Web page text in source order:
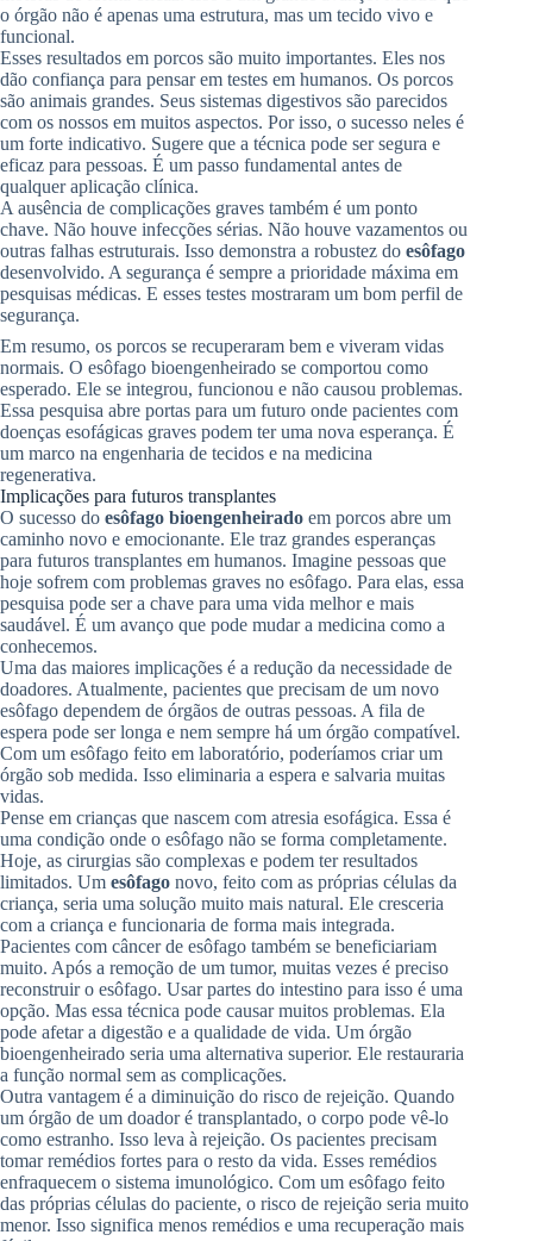
o órgão não é apenas uma estrutura, mas um tecido vivo e
funcional.
Esses resultados em porcos são muito importantes. Eles nos
dão confiança para pensar em testes em humanos. Os porcos
são animais grandes. Seus sistemas digestivos são parecidos
com os nossos em muitos aspectos. Por isso, o sucesso neles é
um forte indicativo. Sugere que a técnica pode ser segura e
eficaz para pessoas. É um passo fundamental antes de
qualquer aplicação clínica.
A ausência de complicações graves também é um ponto
chave. Não houve infecções sérias. Não houve vazamentos ou
outras falhas estruturais. Isso demonstra a robustez do esôfago
desenvolvido. A segurança é sempre a prioridade máxima em
pesquisas médicas. E esses testes mostraram um bom perfil de
segurança.
Em resumo, os porcos se recuperaram bem e viveram vidas
normais. O esôfago bioengenheirado se comportou como
esperado. Ele se integrou, funcionou e não causou problemas.
Essa pesquisa abre portas para um futuro onde pacientes com
doenças esofágicas graves podem ter uma nova esperança. É
um marco na engenharia de tecidos e na medicina
regenerativa.
Implicações para futuros transplantes
O sucesso do esôfago bioengenheirado em porcos abre um
caminho novo e emocionante. Ele traz grandes esperanças
para futuros transplantes em humanos. Imagine pessoas que
hoje sofrem com problemas graves no esôfago. Para elas, essa
pesquisa pode ser a chave para uma vida melhor e mais
saudável. É um avanço que pode mudar a medicina como a
conhecemos.
Uma das maiores implicações é a redução da necessidade de
doadores. Atualmente, pacientes que precisam de um novo
esôfago dependem de órgãos de outras pessoas. A fila de
espera pode ser longa e nem sempre há um órgão compatível.
Com um esôfago feito em laboratório, poderíamos criar um
órgão sob medida. Isso eliminaria a espera e salvaria muitas
vidas.
Pense em crianças que nascem com atresia esofágica. Essa é
uma condição onde o esôfago não se forma completamente.
Hoje, as cirurgias são complexas e podem ter resultados
limitados. Um esôfago novo, feito com as próprias células da
criança, seria uma solução muito mais natural. Ele cresceria
com a criança e funcionaria de forma mais integrada.
Pacientes com câncer de esôfago também se beneficiariam
muito. Após a remoção de um tumor, muitas vezes é preciso
reconstruir o esôfago. Usar partes do intestino para isso é uma
opção. Mas essa técnica pode causar muitos problemas. Ela
pode afetar a digestão e a qualidade de vida. Um órgão
bioengenheirado seria uma alternativa superior. Ele restauraria
a função normal sem as complicações.
Outra vantagem é a diminuição do risco de rejeição. Quando
um órgão de um doador é transplantado, o corpo pode vê-lo
como estranho. Isso leva à rejeição. Os pacientes precisam
tomar remédios fortes para o resto da vida. Esses remédios
enfraquecem o sistema imunológico. Com um esôfago feito
das próprias células do paciente, o risco de rejeição seria muito
menor. Isso significa menos remédios e uma recuperação mais